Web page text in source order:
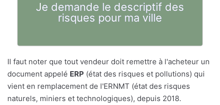
Je demande le descriptif des
risques pour ma ville
Il faut noter que tout vendeur doit remettre à l'acheteur un
document appelé ERP (état des risques et pollutions) qui
vient en remplacement de l'ERNMT (état des risques
naturels, miniers et technologiques), depuis 2018.